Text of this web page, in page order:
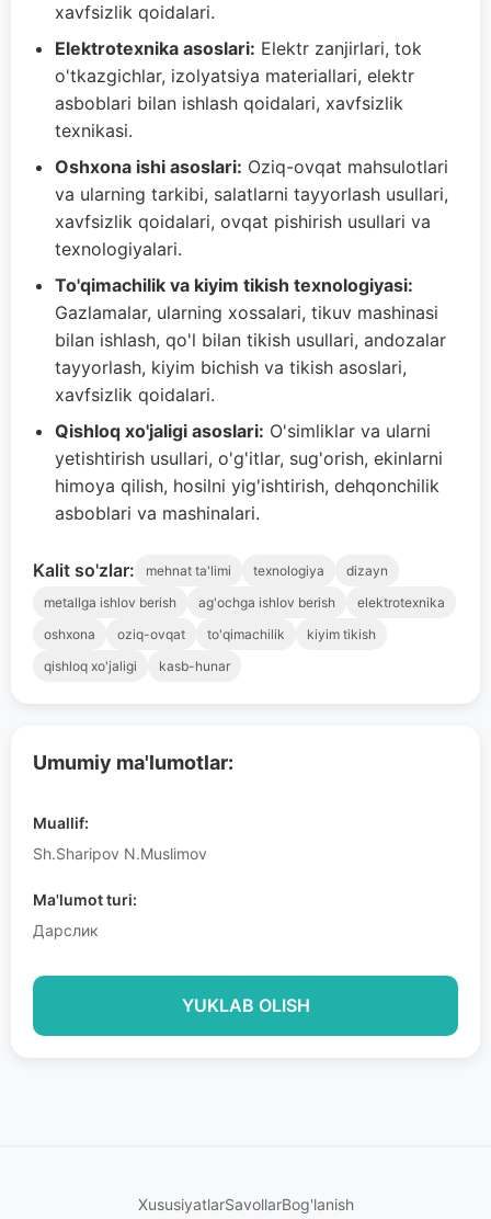
Umumiy ma'lumotlar:
Muallif:
Sh.Sharipov N.Muslimov
Ma'lumot turi:
Дарслик
YUKLAB OLISH
xavfsizlik qoidalari.
Elektrotexnika asoslari: Elektr zanjirlari, tok
o'tkazgichlar, izolyatsiya materiallari, elektr
asboblari bilan ishlash qoidalari, xavfsizlik
texnikasi.
Oshxona ishi asoslari: Oziq-ovqat mahsulotlari
va ularning tarkibi, salatlarni tayyorlash usullari,
xavfsizlik qoidalari, ovqat pishirish usullari va
texnologiyalari.
To'qimachilik va kiyim tikish texnologiyasi:
Gazlamalar, ularning xossalari, tikuv mashinasi
bilan ishlash, qo'l bilan tikish usullari, andozalar
tayyorlash, kiyim bichish va tikish asoslari,
xavfsizlik qoidalari.
Qishloq xo'jaligi asoslari: O'simliklar va ularni
yetishtirish usullari, o'g'itlar, sug'orish, ekinlarni
himoya qilish, hosilni yig'ishtirish, dehqonchilik
asboblari va mashinalari.
Kalit so'zlar: mehnat ta'limi texnologiya
dizayn
metallga ishlov berish
ag'ochga ishlov berish
elektrotexnika
oshxona
oziq-ovqat to'qimachilik
kiyim tikish
qishloq xo'jaligi
kasb-hunar
XususiyatlarSavollarBog'lanish